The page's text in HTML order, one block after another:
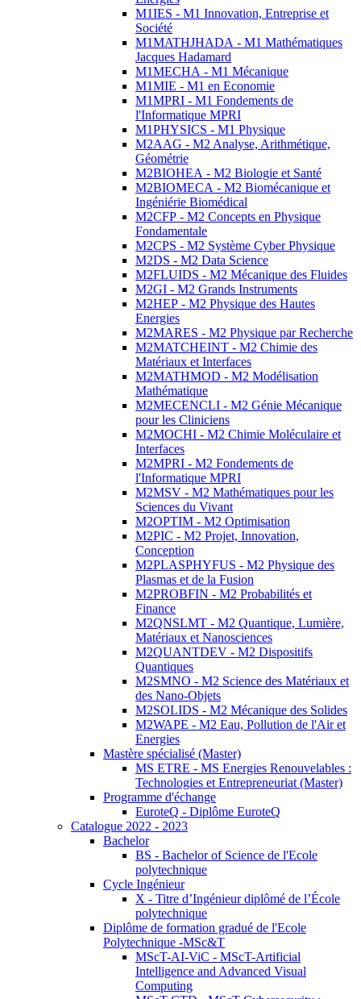
M1IES - M1 Innovation, Entreprise et
Société
M1MATHJHADA - M1 Mathématiques
Jacques Hadamard
M1MECHA - M1 Mécanique
M1MIE - M1 en Economie
M1MPRI - M1 Fondements de
l'Informatique MPRI
M1PHYSICS - M1 Physique
M2AAG - M2 Analyse, Arithmétique,
Géométrie
M2BIOHEA - M2 Biologie et Santé
M2BIOMECA - M2 Biomécanique et
Ingéniérie Biomédical
M2CFP - M2 Concepts en Physique
Fondamentale
M2CPS - M2 Système Cyber Physique
M2DS - M2 Data Science
M2FLUIDS - M2 Mécanique des Fluides
M2GI - M2 Grands Instruments
M2HEP - M2 Physique des Hautes
Energies
M2MARES - M2 Physique par Recherche
M2MATCHEINT - M2 Chimie des
Matériaux et Interfaces
M2MATHMOD - M2 Modélisation
Mathématique
M2MECENCLI - M2 Génie Mécanique
pour les Cliniciens
M2MOCHI - M2 Chimie Moléculaire et
Interfaces
M2MPRI - M2 Fondements de
l'Informatique MPRI
M2MSV - M2 Mathématiques pour les
Sciences du Vivant
M2OPTIM - M2 Optimisation
M2PIC - M2 Projet, Innovation,
Conception
M2PLASPHYFUS - M2 Physique des
Plasmas et de la Fusion
M2PROBFIN - M2 Probabilités et
Finance
M2QNSLMT - M2 Quantique, Lumière,
Matériaux et Nanosciences
M2QUANTDEV - M2 Dispositifs
Quantiques
M2SMNO - M2 Science des Matériaux et
des Nano-Objets
M2SOLIDS - M2 Mécanique des Solides
M2WAPE - M2 Eau, Pollution de l'Air et
Energies
Mastère spécialisé (Master)
MS ETRE - MS Energies Renouvelables :
Technologies et Entrepreneuriat (Master)
Programme d'échange
EuroteQ - Diplôme EuroteQ
Catalogue 2022 - 2023
Bachelor
BS - Bachelor of Science de l'Ecole
polytechnique
Cycle Ingénieur
X - Titre d’Ingénieur diplômé de l’École
polytechnique
Diplôme de formation gradué de l'Ecole
Polytechnique -MSc&T
MScT-AI-ViC - MScT-Artificial
Intelligence and Advanced Visual
Computing